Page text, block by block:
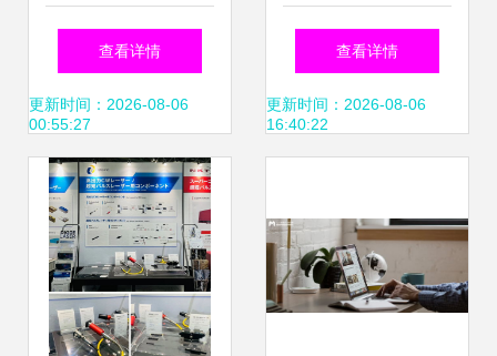
探访浙江“未来工
厂”的技术咨询实践
查看详情
更新时间：2026-08-06
00:55:27
软件助力企业全球
化发展
查看详情
更新时间：2026-08-06
16:40:22